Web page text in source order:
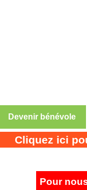
Devenir bénévole
ici pour
Pour